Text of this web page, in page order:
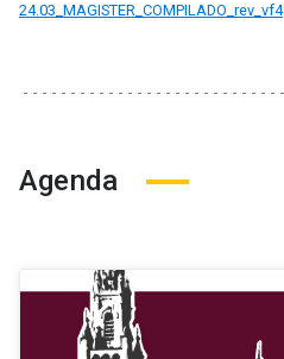
24.03_MAGISTER_COMPILADO_rev_vf4
Agenda